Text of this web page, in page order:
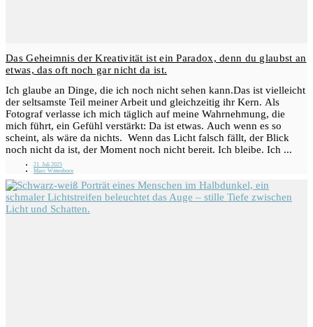
Das Geheimnis der Kreativität ist ein Paradox, denn du glaubst an
etwas, das oft noch gar nicht da ist.
Ich glaube an Dinge, die ich noch nicht sehen kann.Das ist vielleicht
der seltsamste Teil meiner Arbeit und gleichzeitig ihr Kern. Als
Fotograf verlasse ich mich täglich auf meine Wahrnehmung, die
mich führt, ein Gefühl verstärkt: Da ist etwas. Auch wenn es so
scheint, als wäre da nichts. Wenn das Licht falsch fällt, der Blick
noch nicht da ist, der Moment noch nicht bereit. Ich bleibe. Ich ...
21. Juli 2025
Marc Wittenborn